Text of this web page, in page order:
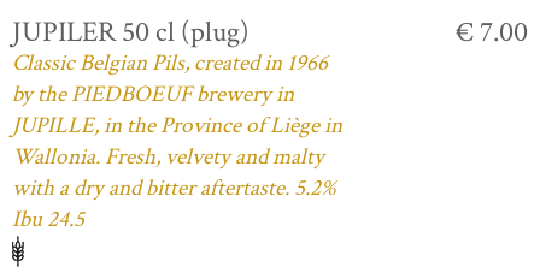
JUPILER 50 cl (plug)
Classic Belgian Pils, created in 1966
by the PIEDBOEUF brewery in
JUPILLE, in the Province of Liège in
Wallonia. Fresh, velvety and malty
with a dry and bitter aftertaste. 5.2%
Ibu 24.5
€ 7.00